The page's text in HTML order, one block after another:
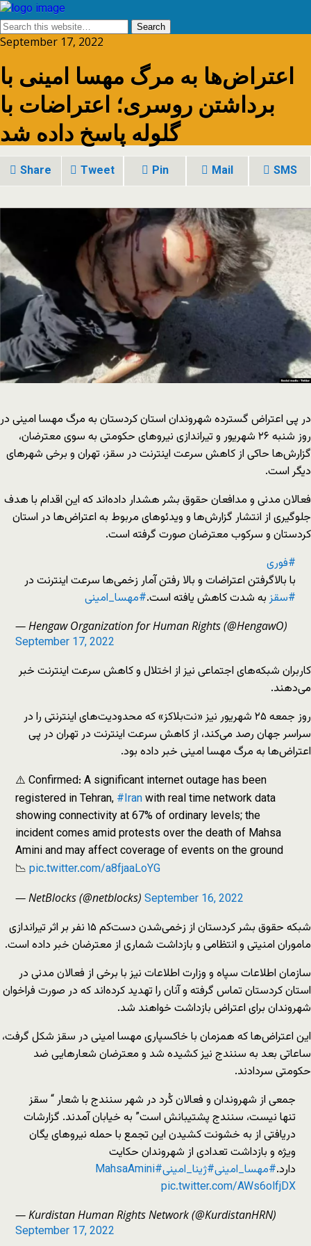
September 17, 2022
اعتراض‌ها به مرگ مهسا امینی با
برداشتن روسری؛ اعتراضات با
گلوله پاسخ داده شد
Share Tweet Pin Mail SMS
در پی اعتراض‌ گسترده شهروندان استان کردستان به مرگ مهسا امینی در
روز شنبه ۲۶ شهریور و تیراندازی نیروهای حکومتی به سوی معترضان،
گزارش‌ها حاکی از کاهش سرعت اینترنت در سقز، تهران و برخی شهرهای
دیگر است.
فعالان مدنی و مدافعان حقوق بشر هشدار داده‌اند که این اقدام با هدف
جلوگیری از انتشار گزارش‌‌ها و ویدئوهای مربوط به اعتراض‌ها در استان
کردستان و سرکوب معترضان صورت گرفته است.
#فوری
با بالاگرفتن اعتراضات و بالا رفتن آمار زخمی‌ها سرعت اینترنت در
#سقز به شدت کاهش یافته است.#مهسا_امینی
— Hengaw Organization for Human Rights (@HengawO)
September 17, 2022
کاربران شبکه‌های اجتماعی نیز از اختلال و کاهش سرعت اینترنت خبر
می‌دهند.
روز جمعه ۲۵ شهریور نیز «نت‌بلاکز» که محدودیت‌های اینترنتی را در
سراسر جهان رصد می‌کند، از کاهش سرعت اینترنت در تهران در پی
اعتراض‌ها به مرگ مهسا امینی خبر داده بود.
⚠️ Confirmed: A significant internet outage has been
registered in Tehran, #Iranwith real time network data
showing connectivity at 67% of ordinary levels; the
incident comes amid protests over the death of Mahsa
Amini and may affect coverage of events on the ground
📉pic.twitter.com/a8fjaaLoYG
— NetBlocks (@netblocks)September 16, 2022
شبکه حقوق بشر کردستان از زخمی‌شدن دست‌کم ۱۵ نفر بر اثر تیراندازی
ماموران امنیتی و انتظامی و بازداشت شماری از معترضان خبر داده است.
سازمان اطلاعات سپاه و وزارت اطلاعات نیز با برخی از فعالان مدنی در
استان کردستان تماس گرفته و آنان را تهدید کرده‌اند که در صورت فراخوان
شهروندان برای اعتراض بازداشت خواهند شد.
این اعتراض‌ها که همزمان با خاکسپاری مهسا امینی در سقز شکل گرفت،
ساعاتی بعد به سنندج نیز کشیده شد و معترضان شعارهایی ضد
حکومتی سردادند.
جمعی از شهروندان و فعالان کُرد در شهر سنندج با شعار “ سقز
تنها نیست، سنندج پشتیبانش است” به خیابان آمدند. گزارشات
دریافتی از به خشونت کشیدن این تجمع با حمله نیروهای یگان
ویژه و بازداشت تعدادی از شهروندان حکایت
دارد.#مهسا_امینی#ژینا_امینی#MahsaAmini
pic.twitter.com/AWs6olfjDX
— Kurdistan Human Rights Network (@KurdistanHRN)
September 17, 2022